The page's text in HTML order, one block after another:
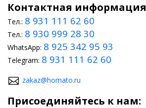
Контактная информация
Тел.: 8 931 111 62 60
Тел.: 8 930 999 28 30
WhatsApp: 8 925 342 95 93
Telegram: 8 931 111 62 60
zakaz@homato.ru
Присоединяйтесь к нам: